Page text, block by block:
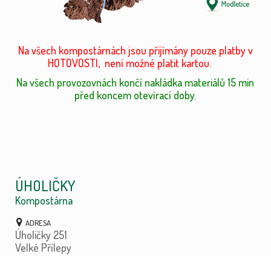
Na všech kompostárnách jsou přijímány pouze platby v
HOTOVOSTI, není možné platit kartou.
Na všech provozovnách končí nakládka materiálů 15 min
před koncem otevírací doby.
ÚHOLIČKY
Kompostárna
Úholičky 251
Velké Přílepy